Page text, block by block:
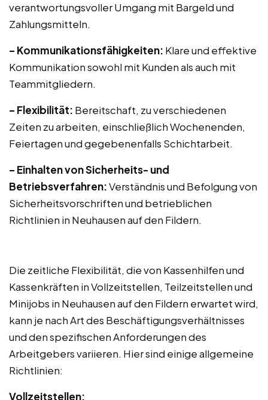
verantwortungsvoller Umgang mit Bargeld und
Zahlungsmitteln.
– Kommunikationsfähigkeiten: Klare und effektive
Kommunikation sowohl mit Kunden als auch mit
Teammitgliedern.
– Flexibilität: Bereitschaft, zu verschiedenen
Zeiten zu arbeiten, einschließlich Wochenenden,
Feiertagen und gegebenenfalls Schichtarbeit.
– Einhalten von Sicherheits- und
Betriebsverfahren:Verständnis und Befolgung von
Sicherheitsvorschriften und betrieblichen
Richtlinien in Neuhausen auf den Fildern.
Die zeitliche Flexibilität, die von Kassenhilfen und
Kassenkräften in Vollzeitstellen, Teilzeitstellen und
Minijobs in Neuhausen auf den Fildern erwartet wird,
kann je nach Art des Beschäftigungsverhältnisses
und den spezifischen Anforderungen des
Arbeitgebers variieren. Hier sind einige allgemeine
Richtlinien:
Vollzeitstellen: